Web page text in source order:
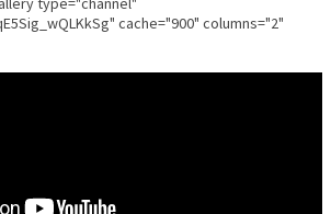
cache="900" columns="2"